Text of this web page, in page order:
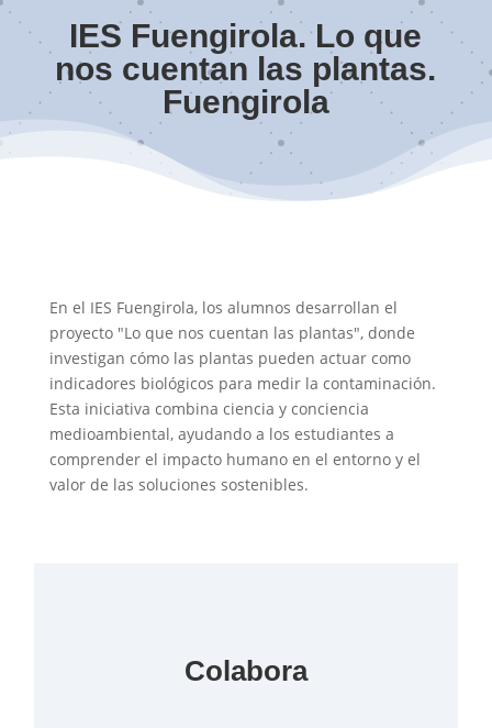
IES Fuengirola. Lo que
nos cuentan las plantas.
Fuengirola
En el IES Fuengirola, los alumnos desarrollan el
proyecto "Lo que nos cuentan las plantas", donde
investigan cómo las plantas pueden actuar como
indicadores biológicos para medir la contaminación.
Esta iniciativa combina ciencia y conciencia
medioambiental, ayudando a los estudiantes a
comprender el impacto humano en el entorno y el
valor de las soluciones sostenibles.
Colabora